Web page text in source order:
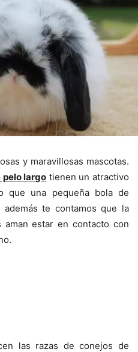
y maravillosas mascotas.
pelo largo tienen un atractivo
que una pequeña bola de
te contamos que la
estar en contacto con
las razas de conejos de